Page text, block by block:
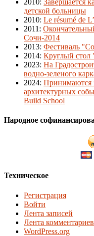
детской больницы
2010: Le résumé de
2011 :
Сочи-2014
2013: Фестиваль
2014: Круглый стол
2023: На
водно-зеленого
2024: Принимаются
архитектурных
Build School
Народное
Техническое
Регистрация
Войти
Лента записей
Лента комментариев
WordPress.org